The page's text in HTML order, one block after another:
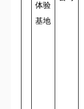
体验
基地